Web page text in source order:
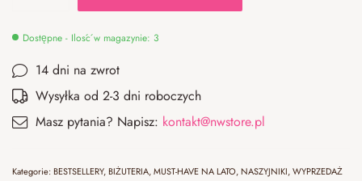
Dostępne - Ilość w magazynie: 3
14 dni na zwrot
Wysyłka od 2-3 dni roboczych
Masz pytania? Napisz: kontakt@nwstore.pl
Kategorie:BESTSELLERY,BIŻUTERIA,MUST-HAVE NA LATO,NASZYJNIKI,WYPRZEDAŻ